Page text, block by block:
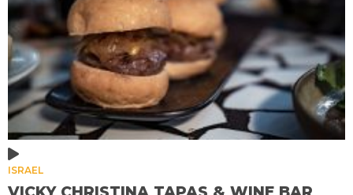
ISRAEL